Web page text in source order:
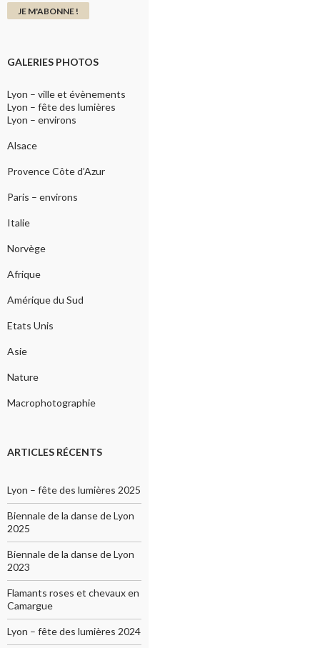
GALERIES PHOTOS
Lyon – ville et évènements
Lyon – fête des lumières
Lyon – environs
Alsace
Provence Côte d’Azur
Paris – environs
Italie
Norvège
Afrique
Amérique du Sud
Etats Unis
Asie
Nature
Macrophotographie
ARTICLES RÉCENTS
Lyon – fête des lumières 2025
Biennale de la danse de Lyon
2025
Biennale de la danse de Lyon
2023
Flamants roses et chevaux en
Camargue
Lyon – fête des lumières 2024